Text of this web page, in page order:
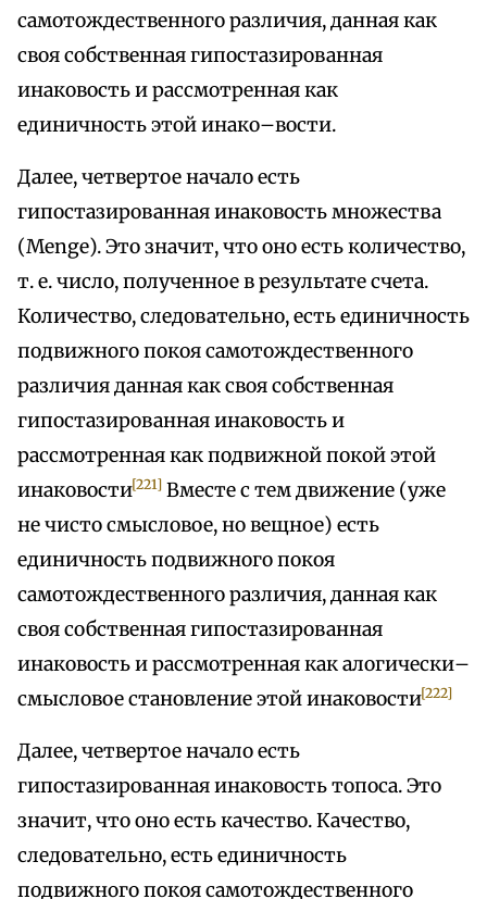
самотождественного различия, данная как
своя собственная гипостазированная
инаковость и рассмотренная как
единичность этой инако–вости.
Далее, четвертое начало есть
гипостазированная инаковость множества
(Menge). Это значит, что оно есть количество,
т. е. число, полученное в результате счета.
Количество, следовательно, есть единичность
подвижного покоя самотождественного
различия данная как своя собственная
гипостазированная инаковость и
рассмотренная как подвижной покой этой
инаковости[221] Вместе с тем движение (уже
не чисто смысловое, но вещное) есть
единичность подвижного покоя
самотождественного различия, данная как
своя собственная гипостазированная
инаковость и рассмотренная как алогически–
смысловое становление этой инаковости[222]
Далее, четвертое начало есть
гипостазированная инаковость топоса. Это
значит, что оно есть качество. Качество,
следовательно, есть единичность
подвижного покоя самотождественного